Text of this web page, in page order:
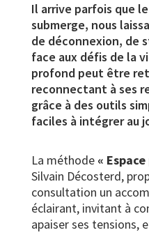
Il arrive parfois que
submerge, nous
de déconnexion, de
face aux défis de la
profond peut être
reconnectant à ses
grâce à des outils
faciles à intégrer au
La méthode «
Silvain Décosterd,
consultation un
éclairant, invitant à
apaiser ses tensions,